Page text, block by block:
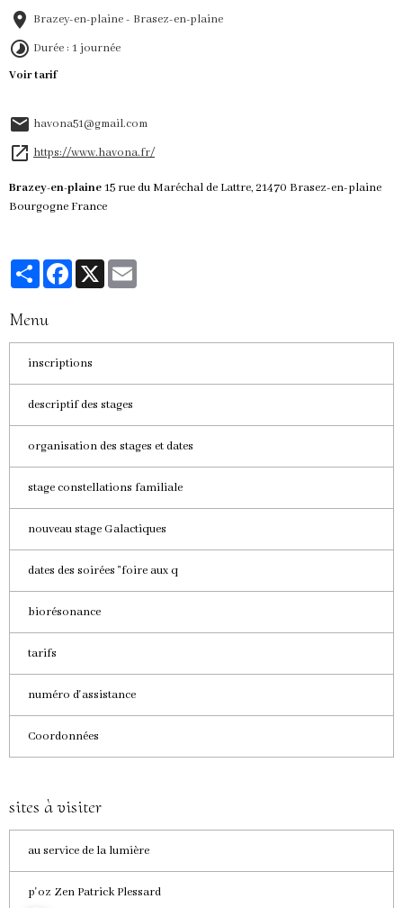
Brazey-en-plaine - Brasez-en-plaine
Durée : 1 journée
Voir tarif
havona51@gmail.com
https://www.havona.fr/
Brazey-en-plaine15 rue du Maréchal de Lattre, 21470 Brasez-en-plaine
Bourgogne France
PartagerFacebook
X
Menu
inscriptions
descriptif des stages
organisation des stages et dates
stage constellations familiale
nouveau stage Galactiques
dates des soirées "foire aux q
biorésonance
tarifs
numéro d'assistance
Coordonnées
sites à visiter
au service de la lumière
p'oz Zen Patrick Plessard